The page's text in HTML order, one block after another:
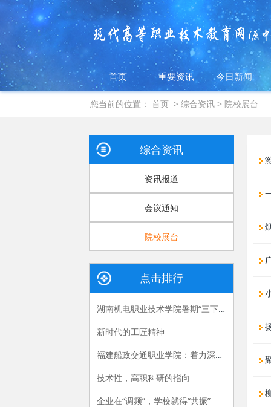
首页 重要资讯 今日新闻
您当前的位置：首页 >综合资讯 >院校展台
综合资讯
资讯报道
会议通知
院校展台
点击排行
湖南机电职业技术学院暑期“三下乡”：长大后，我就成了你
新时代的工匠精神
福建船政交通职业学院：着力深化产教融合，“六招”助推职教供给侧改革
技术性，高职科研的指向
企业在“调频”，学校就得“共振”